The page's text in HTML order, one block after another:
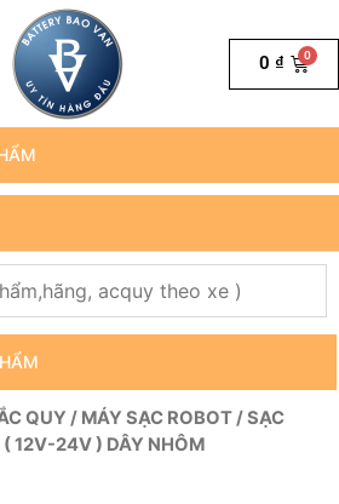
0 ₫
QUY / MÁY SẠC ROBOT/ SẠC
12V-24V ) DÂY NHÔM